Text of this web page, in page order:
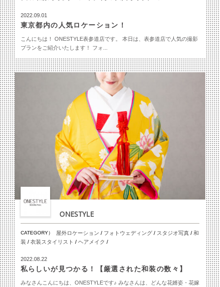
2022.09.01
東京都内の人気ロケーション！
こんにちは！ ONESTYLE表参道店です。 本日は、表参道店で人気の撮影
プランをご紹介いたします！ フォ...
ONESTYLE
CATEGORY） 屋外ロケーション / フォトウェディング/ スタジオ写真 / 和
装 / 衣装スタイリスト / ヘアメイク /
2022.08.22
私らしいが見つかる！【厳選された和装の数々】
みなさんこんにちは、ONESTYLEです♪ みなさんは、どんな花婿姿・花嫁